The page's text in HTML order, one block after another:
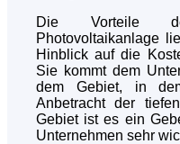
Die Vorteile
Photovoltaikanlage
Hinblick auf die
Sie kommt dem
dem Gebiet, in
Anbetracht der
Gebiet ist es ein
Unternehmen sehr